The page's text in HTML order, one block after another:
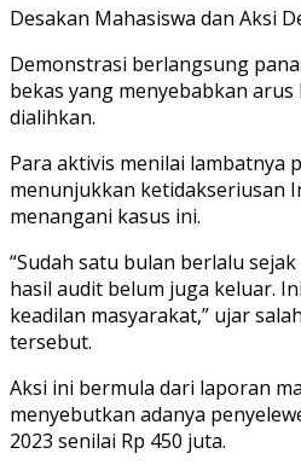
Desakan Mahasiswa dan Aksi
Demonstrasi berlangsung
bekas yang menyebabkan
dialihkan.
Para aktivis menilai lambatnya
menunjukkan ketidakseriusan
menangani kasus ini.
“Sudah satu bulan berlalu
hasil audit belum juga keluar.
keadilan masyarakat,” ujar
tersebut.
Aksi ini bermula dari laporan
menyebutkan adanya
2023 senilai Rp 450 juta.